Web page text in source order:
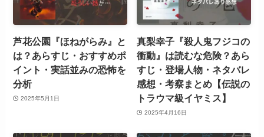
芦花公園『ほねがらみ』と
は？あらすじ・おすすめポ
イント・実話並みの恐怖を
分析
2025年5月1日
真梨幸子『殺人鬼フジコの
衝動』は読むな危険？あら
すじ・登場人物・ネタバレ
感想・考察まとめ【伝説の
トラウマ級イヤミス】
2025年4月16日